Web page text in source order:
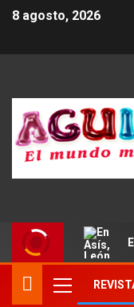
8 agosto, 2026